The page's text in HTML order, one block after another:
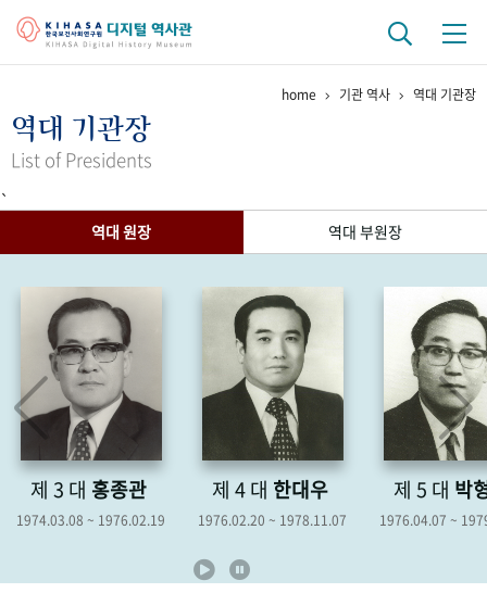
걸어온 길 기관 변천사
연구 역사
정책과 연구 키워드로 보는 연구 역사
연구자들
기록물 아카이브
사진 아카이브 문서 기록물 행정박물 영상 기록물
50+1주년 기념
성과 50선 숫자로 보는 50년 50 +1주년 광장
세계와 함께 한 KIHASA
home 기관 역사 역대 기관장
역대 기관장
List of Presidents
`
역대 원장
역대 부원장
제 4 대한대우
1976.02.20 ~ 1978.11.07
제 5 대박형종
1976.04.07 ~ 1979.04.06
제 6 대
1978.12.19 ~